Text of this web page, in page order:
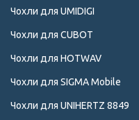
Чохли для UMIDIGI
Чохли для CUBOT
Чохли для HOTWAV
Чохли для SIGMA Mobile
Чохли для UNIHERTZ 8849